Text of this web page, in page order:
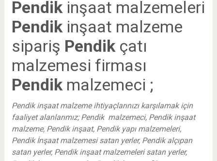
Pendik inşaat malzemeleri
Pendik inşaat malzeme
sipariş Pendik çatı
malzemesi firması
Pendik malzemeci ;
Pendik inşaat malzeme ihtiyaçlarınızı karşılamak için
faaliyet alanlarımız; Pendik malzemeci, Pendik inşaat
malzeme, Pendik inşaat, Pendik yapı malzemeleri,
Pendik İnşaat malzemesi satan yerler, Pendik alçıpan
satan yerler, Pendik inşaat malzemeleri satan yerler,